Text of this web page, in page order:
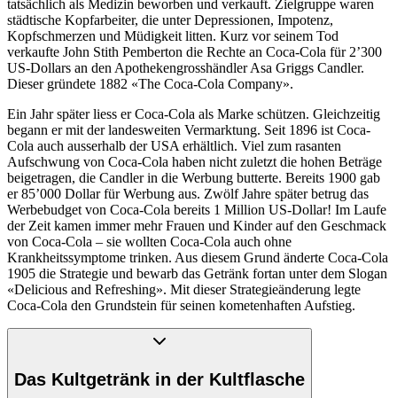
tatsächlich als Medizin beworben und verkauft. Zielgruppe waren
städtische Kopfarbeiter, die unter Depressionen, Impotenz,
Kopfschmerzen und Müdigkeit litten. Kurz vor seinem Tod
verkaufte John Stith Pemberton die Rechte an Coca-Cola für 2’300
US-Dollars an den Apothekengrosshändler Asa Griggs Candler.
Dieser gründete 1882 «The Coca-Cola Company».
Ein Jahr später liess er Coca-Cola als Marke schützen. Gleichzeitig
begann er mit der landesweiten Vermarktung. Seit 1896 ist Coca-
Cola auch ausserhalb der USA erhältlich. Viel zum rasanten
Aufschwung von Coca-Cola haben nicht zuletzt die hohen Beträge
beigetragen, die Candler in die Werbung butterte. Bereits 1900 gab
er 85’000 Dollar für Werbung aus. Zwölf Jahre später betrug das
Werbebudget von Coca-Cola bereits 1 Million US-Dollar! Im Laufe
der Zeit kamen immer mehr Frauen und Kinder auf den Geschmack
von Coca-Cola – sie wollten Coca-Cola auch ohne
Krankheitssymptome trinken. Aus diesem Grund änderte Coca-Cola
1905 die Strategie und bewarb das Getränk fortan unter dem Slogan
«Delicious and Refreshing». Mit dieser Strategieänderung legte
Coca-Cola den Grundstein für seinen kometenhaften Aufstieg.
Das Kultgetränk in der Kultflasche